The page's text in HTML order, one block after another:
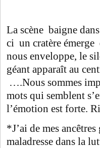
La scène baigne
ci un cratère émerge
nous enveloppe, le
géant apparaît au
….Nous sommes
mots qui semblent
l’émotion est forte.
*J’ai de mes
maladresse dans la